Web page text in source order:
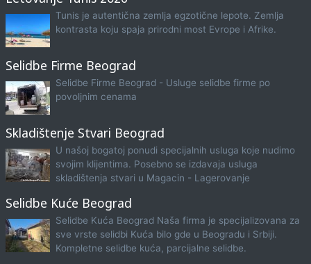
Tunis je autentična zemlja egzotične lepote. Zemlja
kontrasta koju spaja prirodni most Evrope i Afrike.
Selidbe Firme Beograd
Selidbe Firme Beograd - Usluge selidbe firme po
povoljnim cenama
Skladištenje Stvari Beograd
U našoj bogatoj ponudi specijalnih usluga koje nudimo
svojim klijentima. Posebno se izdavaja usluga
skladištenja stvari u Magacin - Lagerovanje
Selidbe Kuće Beograd
Selidbe Kuća Beograd Naša firma je specijalizovana za
sve vrste selidbi Kuća bilo gde u Beogradu i Srbiji.
Kompletne selidbe kuća, parcijalne selidbe.